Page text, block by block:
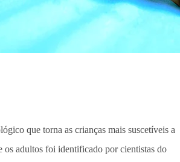
que torna as crianças mais suscetíveis a
os adultos foi identificado por cientistas do